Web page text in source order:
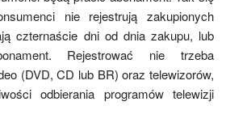
nie rejestrują zakupionych
czternaście dni od dnia zakupu, lub
Rejestrować nie trzeba
(DVD, CD lub BR) oraz telewizorów,
odbierania programów telewizji